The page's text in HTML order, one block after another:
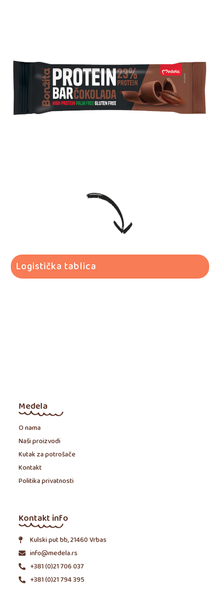
Logistička tablica
Medela
O nama
Naši proizvodi
Kutak za potrošače
Kontakt
Politika privatnosti
Kontakt info
Kulski put bb, 21460 Vrbas
info@medela.rs
+381 (0)21 706 037
+381 (0)21 794 395